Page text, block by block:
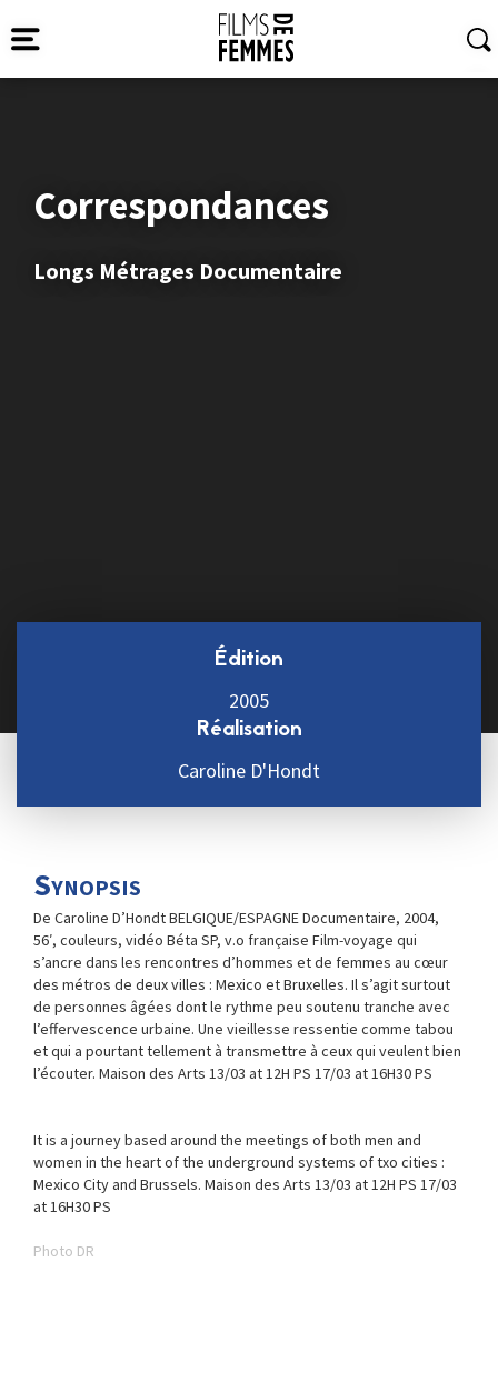
Correspondances
Longs Métrages Documentaire
Édition
2005
Réalisation
Caroline D'Hondt
Synopsis
De Caroline D’Hondt BELGIQUE/ESPAGNE Documentaire, 2004,
56′, couleurs, vidéo Béta SP, v.o française Film-voyage qui
s’ancre dans les rencontres d’hommes et de femmes au cœur
des métros de deux villes : Mexico et Bruxelles. Il s’agit surtout
de personnes âgées dont le rythme peu soutenu tranche avec
l’effervescence urbaine. Une vieillesse ressentie comme tabou
et qui a pourtant tellement à transmettre à ceux qui veulent bien
l’écouter. Maison des Arts 13/03 at 12H PS 17/03 at 16H30 PS
It is a journey based around the meetings of both men and
women in the heart of the underground systems of txo cities :
Mexico City and Brussels. Maison des Arts 13/03 at 12H PS 17/03
at 16H30 PS
Photo DR